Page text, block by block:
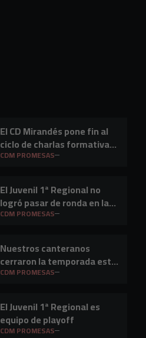
El CD Mirandés pone fin al
ciclo de charlas formativas
dirigidas al fútbol base
CDM PROMESAS
El Juvenil 1ª Regional no
logró pasar de ronda en la
promoción de ascenso
CDM PROMESAS
Nuestros canteranos
cerraron la temporada este
fin de semana
CDM PROMESAS
El Juvenil 1ª Regional es
equipo de playoff
CDM PROMESAS